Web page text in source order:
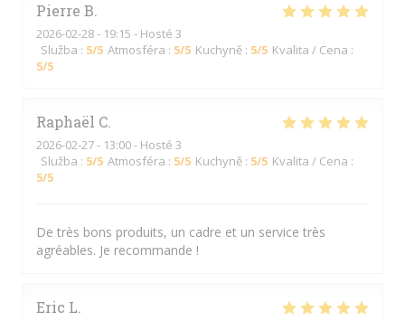
Pierre B
2026-02-28- 19:15 - Hosté 3
Služba : 5/5 Atmosféra : 5/5 Kuchyně : 5/5 Kvalita / Cena :
5/5
Raphaël C
2026-02-27- 13:00 - Hosté 3
Služba : 5/5 Atmosféra : 5/5 Kuchyně : 5/5 Kvalita / Cena :
5/5
De très bons produits, un cadre et un service très
agréables. Je recommande !
Eric L